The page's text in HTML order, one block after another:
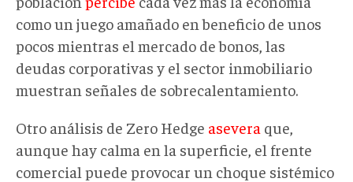
como un juego amañado en beneficio de unos
pocos mientras el mercado de bonos, las
deudas corporativas y el sector inmobiliario
muestran señales de sobrecalentamiento.
Otro análisis de Zero Hedge asevera que,
aunque hay calma en la superficie, el frente
comercial puede provocar un choque sistémico